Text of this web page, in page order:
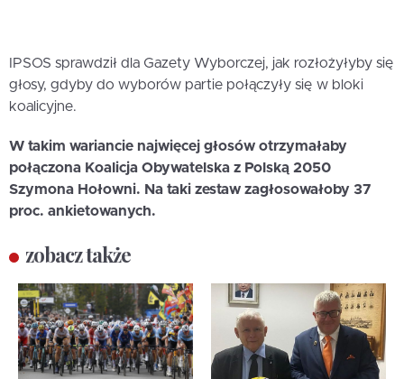
IPSOS sprawdził dla Gazety Wyborczej, jak rozłożyłyby się
głosy, gdyby do wyborów partie połączyły się w bloki
koalicyjne.
W takim wariancie najwięcej głosów otrzymałaby
połączona Koalicja Obywatelska z Polską 2050
Szymona Hołowni. Na taki zestaw zagłosowałoby 37
proc. ankietowanych.
zobacz także